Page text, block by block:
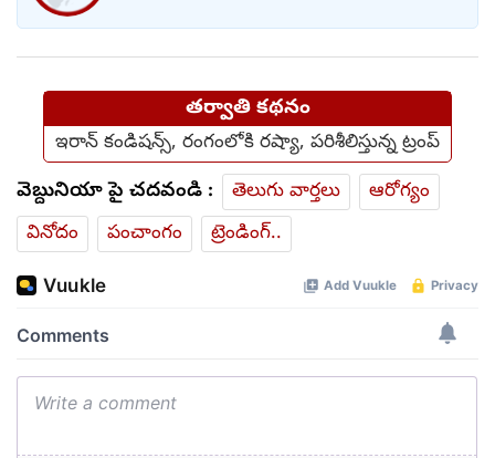
తర్వాతి కథనం
ఇరాన్ కండిషన్స్, రంగంలోకి రష్యా, పరిశీలిస్తున్న ట్రంప్
వెబ్దునియా పై చదవండి : తెలుగు వార్తలు
ఆరోగ్యం
వినోదం
పంచాంగం ట్రెండింగ్..